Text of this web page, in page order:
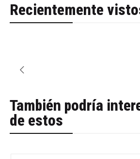
Recientemente
También podría
de estos